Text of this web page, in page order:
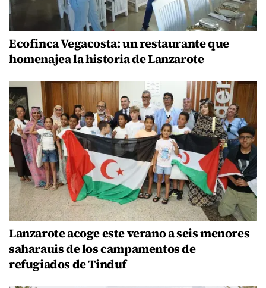
Ecofinca Vegacosta: un restaurante que
homenajea la historia de Lanzarote
Lanzarote acoge este verano a seis menores
saharauis de los campamentos de
refugiados de Tinduf